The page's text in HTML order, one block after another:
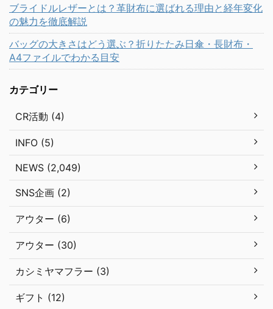
ブライドルレザーとは？革財布に選ばれる理由と経年変化
の魅力を徹底解説
バッグの大きさはどう選ぶ？折りたたみ日傘・長財布・
A4ファイルでわかる目安
カテゴリー
CR活動 (4)
INFO (5)
NEWS (2,049)
SNS企画 (2)
アウター (6)
アウター (30)
カシミヤマフラー (3)
ギフト (12)